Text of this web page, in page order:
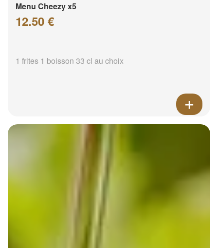
Menu Cheezy x5
12.50 €
1 frites 1 boisson 33 cl au choix